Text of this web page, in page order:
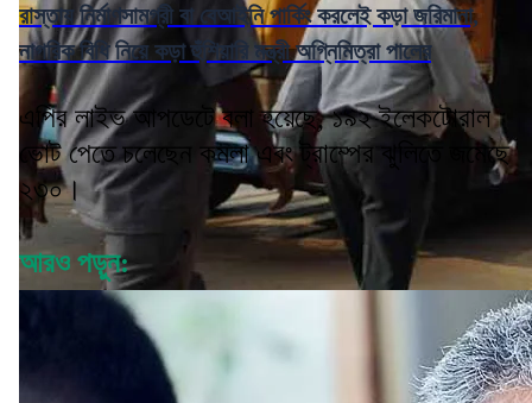
রাস্তায় নির্মাণসামগ্রী বা বেআইনি পার্কিং করলেই কড়া জরিমানা,
নাগরিক বিধি নিয়ে কড়া হুঁশিয়ারি মন্ত্রী অগ্নিমিত্রা পালের
এপির লাইভ আপডেটে বলা হয়েছে, ১৯২ ইলেকটোরাল
ভোট পেতে চলেছেন কমলা এবং ট্রাম্পের ঝুলিতে জমেছে
২৩০।
আরও পড়ুন: